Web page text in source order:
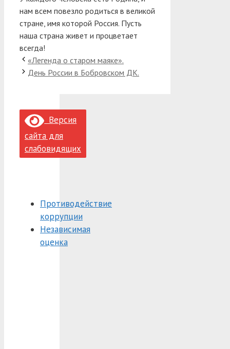
нам всем повезло родиться в великой
стране, имя которой Россия. Пусть
наша страна живет и процветает
всегда!
«Легенда о старом маяке».
День России в Бобровском ДК.
Версия
сайта для
слабовидящих
Противодействие
коррупции
Независимая
оценка